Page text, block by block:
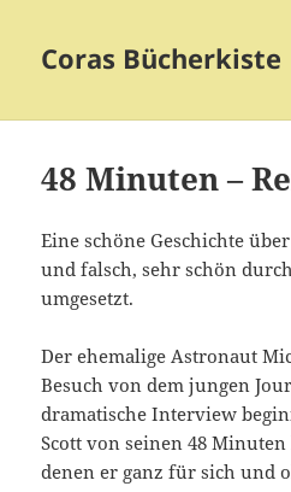
Coras Bücherkiste
48 Minuten –
Eine schöne Geschichte
und falsch, sehr schön
umgesetzt.
Der ehemalige Astronaut
Besuch von dem jungen
dramatische Interview
Scott von seinen 48
denen er ganz für sich und